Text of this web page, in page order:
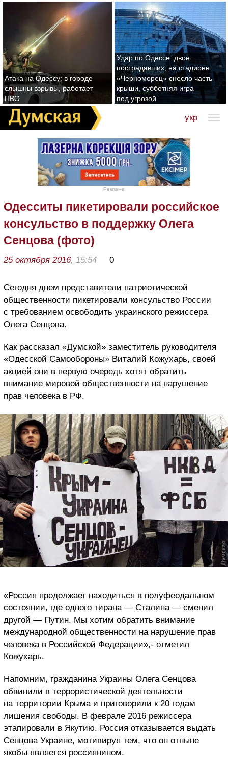
Атака на Одессу: в городе
слышны взрывы, работает
ПВО
Удар по Одессе: двое
пострадавших, на стадионе
«Черноморец» снесло часть
крыши, субботняя игра
под угрозой
укр
Реклама
Одесситы пикетировали российское
консульство в поддержку Олега
Сенцова (фото)
25 октября 2016, 15:54 0
Сегодня днем представители патриотической
общественности пикетировали консульство России
с требованием освободить украинского режиссера
Олега Сенцова.
Как рассказал «Думской» заместитель руководителя
«Одесской Самообороны» Виталий Кожухарь, своей
акцией они в первую очередь хотят обратить
внимание мировой общественности на нарушение
прав человека в РФ.
«Россия продолжает находиться в полуфеодальном
состоянии, где одного тирана — Сталина — сменил
другой — Путин. Мы хотим обратить внимание
международной общественности на нарушение прав
человека в Российской Федерации»,- отметил
Кожухарь.
Напомним, гражданина Украины Олега Сенцова
обвинили в террористической деятельности
на территории Крыма и приговорили к 20 годам
лишения свободы. В феврале 2016 режиссера
этапировали в Якутию. Россия отказывается выдать
Сенцова Украине, мотивируя тем, что он отныне
якобы является россиянином.